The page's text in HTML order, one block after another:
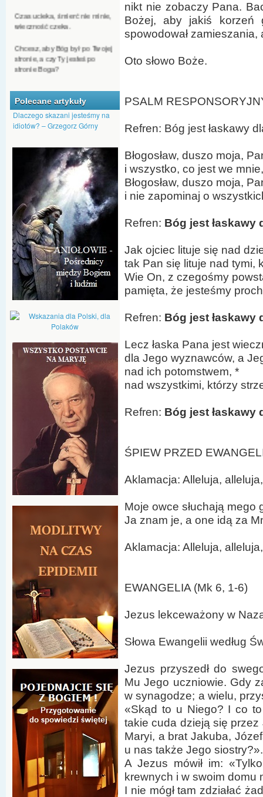
wieczność czeka.
stronie, a czy Ty jesteś po
stronie Boga?
nieba, nie może być
człowiekiem nienawiści.
Nawet kąkol może Bóg
przeistoczyć w pszenicę.
Dajmy Bogu szansę, by nas
przemienił, aby na nowo
pojawiło się w nas Boże
tchnienie.
Polecane artykuły
Dlaczego skazani jesteśmy na
idiotów? – Grzegorz Górny
nikt nie zobaczy Pana.
Bożej, aby jakiś korzeń
spowodował
Oto słowo Boże.
PSALM
Refren: Bóg jest łaskawy
Błogosław, duszo moja,
i wszystko, co jest we
Błogosław, duszo moja,
i nie zapominaj o
Refren: Bóg jest łaskawy
Jak ojciec lituje się nad
tak Pan się lituje nad tymi,
Wie On, z czegośmy
pamięta, że jesteśmy
Refren: Bóg jest łaskawy
Lecz łaska Pana jest
dla Jego wyznawców, a
nad ich potomstwem, *
nad wszystkimi, którzy
Refren: Bóg jest łaskawy
ŚPIEW PRZED
Aklamacja: Alleluja,
Moje owce słuchają mego
Ja znam je, a one idą za
Aklamacja: Alleluja,
EWANGELIA (Mk 6, 1-6)
Jezus lekceważony w
Słowa Ewangelii według
Jezus przyszedł do
Mu Jego uczniowie. Gdy
w synagodze; a wielu,
«Skąd to u Niego? I co
takie cuda dzieją się
Maryi, a brat Jakuba,
u nas także Jego
A Jezus mówił im:
krewnych i w swoim
I nie mógł tam zdziałać